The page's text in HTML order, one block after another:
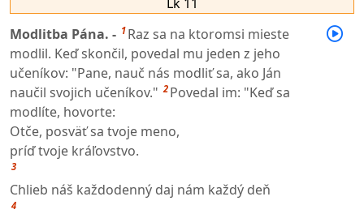
Modlitba Pána. - 1 Raz sa na ktoromsi mieste
modlil. Keď skončil, povedal mu jeden z jeho
učeníkov: "Pane, nauč nás modliť sa, ako Ján
naučil svojich učeníkov." 2 Povedal im: "Keď sa
modlíte, hovorte:
Otče, posväť sa tvoje meno,
príď tvoje kráľovstvo.
3
Chlieb náš každodenný daj nám každý deň
4